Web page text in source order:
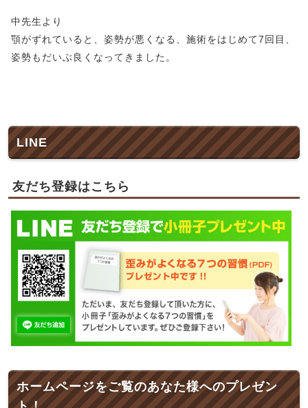
中先生より
顎がずれていると、姿勢が悪くなる、施術をはじめて7回目、
姿勢もだいぶ良くなってきました。
LINE
友だち登録はこちら
ホームページをご覧のあなた様へのプレゼン